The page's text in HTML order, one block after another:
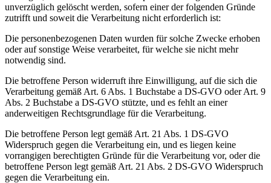
unverzüglich gelöscht werden, sofern einer der folgenden Gründe
zutrifft und soweit die Verarbeitung nicht erforderlich ist:
Die personenbezogenen Daten wurden für solche Zwecke erhoben
oder auf sonstige Weise verarbeitet, für welche sie nicht mehr
notwendig sind.
Die betroffene Person widerruft ihre Einwilligung, auf die sich die
Verarbeitung gemäß Art. 6 Abs. 1 Buchstabe a DS-GVO oder Art. 9
Abs. 2 Buchstabe a DS-GVO stützte, und es fehlt an einer
anderweitigen Rechtsgrundlage für die Verarbeitung.
Die betroffene Person legt gemäß Art. 21 Abs. 1 DS-GVO
Widerspruch gegen die Verarbeitung ein, und es liegen keine
vorrangigen berechtigten Gründe für die Verarbeitung vor, oder die
betroffene Person legt gemäß Art. 21 Abs. 2 DS-GVO Widerspruch
gegen die Verarbeitung ein.